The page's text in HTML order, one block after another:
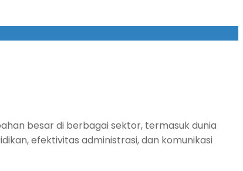
besar di berbagai sektor, termasuk dunia
efektivitas administrasi, dan komunikasi